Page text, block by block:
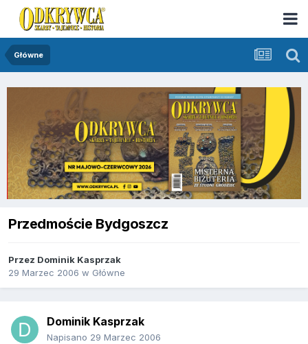
Główne
Przedmoście Bydgoszcz
Przez Dominik Kasprzak
29 Marzec 2006 w Główne
Dominik Kasprzak
Napisano 29 Marzec 2006